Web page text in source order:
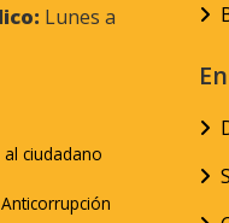
Lunes a
ciudadano
Anticorrupción